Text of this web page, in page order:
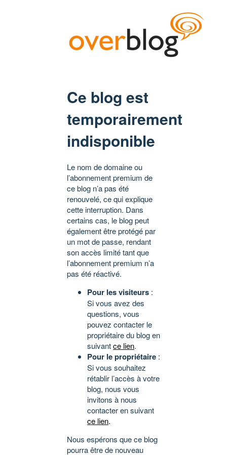
Ce blog est
temporairement
indisponible
Le nom de domaine ou
l’abonnement premium de
ce blog n’a pas été
renouvelé, ce qui explique
cette interruption. Dans
certains cas, le blog peut
également être protégé par
un mot de passe, rendant
son accès limité tant que
l’abonnement premium n’a
pas été réactivé.
Pour les visiteurs :
Si vous avez des
questions, vous
pouvez contacter le
propriétaire du blog en
suivantce lien.
Pour le propriétaire :
Si vous souhaitez
rétablir l’accès à votre
blog, nous vous
invitons à nous
contacter en suivant
ce lien.
Nous espérons que ce blog
pourra être de nouveau